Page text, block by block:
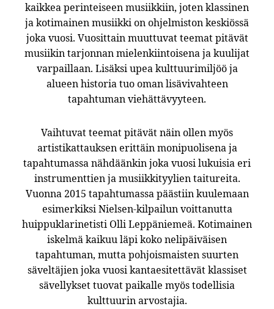
kaikkea perinteiseen musiikkiin, joten klassinen
ja kotimainen musiikki on ohjelmiston keskiössä
joka vuosi. Vuosittain muuttuvat teemat pitävät
musiikin tarjonnan mielenkiintoisena ja kuulijat
varpaillaan. Lisäksi upea kulttuurimiljöö ja
alueen historia tuo oman lisävivahteen
tapahtuman viehättävyyteen.
Vaihtuvat teemat pitävät näin ollen myös
artistikattauksen erittäin monipuolisena ja
tapahtumassa nähdäänkin joka vuosi lukuisia eri
instrumenttien ja musiikkityylien taitureita.
Vuonna 2015 tapahtumassa päästiin kuulemaan
esimerkiksi Nielsen-kilpailun voittanutta
huippuklarinetisti Olli Leppäniemeä. Kotimainen
iskelmä kaikuu läpi koko nelipäiväisen
tapahtuman, mutta pohjoismaisten suurten
säveltäjien joka vuosi kantaesitettävät klassiset
sävellykset tuovat paikalle myös todellisia
kulttuurin arvostajia.